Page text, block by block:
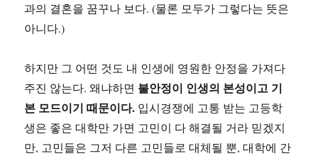
과의 결혼을 꿈꾸나 보다. (물론 모두가 그렇다는 뜻은
아니다.)
하지만 그 어떤 것도 내 인생에 영원한 안정을 가져다
주진 않는다. 왜냐하면 불안정이 인생의 본성이고 기
본 모드이기 때문이다. 입시경쟁에 고통 받는 고등학
생은 좋은 대학만 가면 고민이 다 해결될 거라 믿겠지
만, 고민들은 그저 다른 고민들로 대체될 뿐, 대학에 간